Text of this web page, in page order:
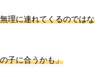
理に連れてくるのではな
子に合うかも」